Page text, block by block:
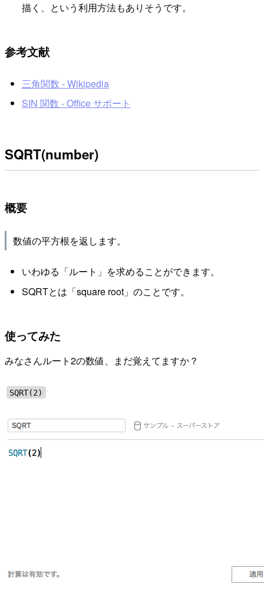
描く、という利用方法もありそうです。
参考文献
三角関数 - Wikipedia
SIN 関数 - Office サポート
SQRT(number)
概要
数値の平方根を返します。
いわゆる「ルート」を求めることができます。
SQRTとは「square root」のことです。
使ってみた
みなさんルート2の数値、まだ覚えてますか？
SQRT(2)